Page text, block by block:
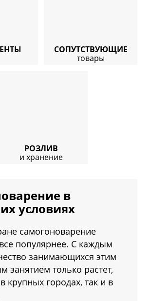
СОПУТСТВУЮЩИЕ
товары
РОЗЛИВ
и хранение
в
условиях
самогоноварение
популярнее. С каждым
занимающихся этим
занятием только растет,
крупных городах, так и в